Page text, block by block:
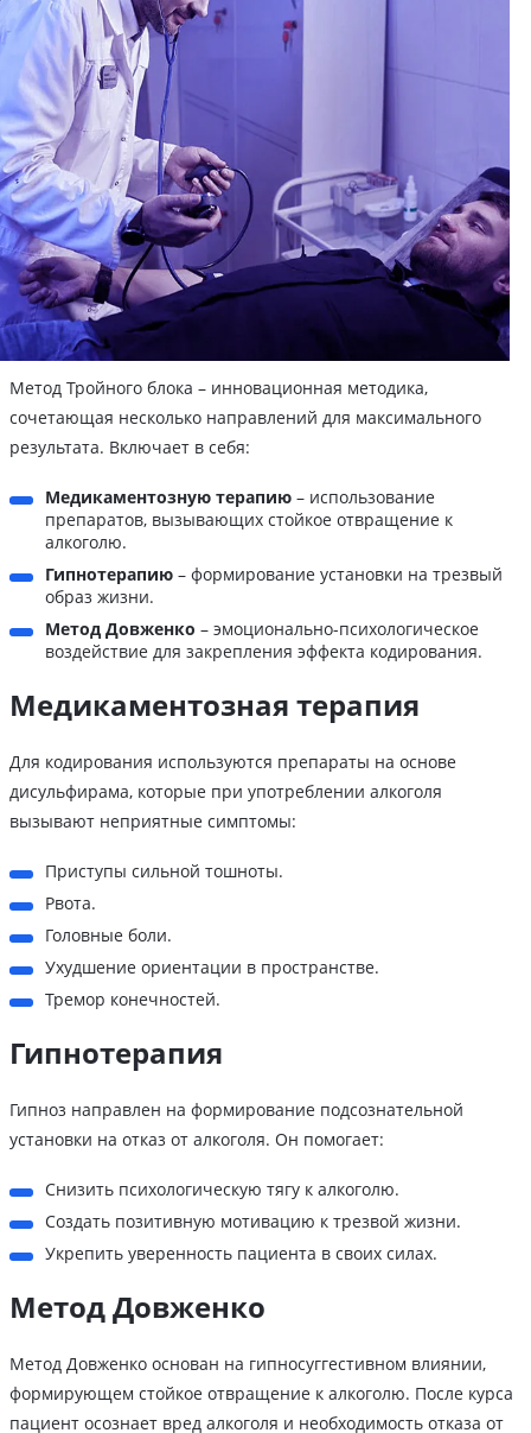
Метод Тройного блока – инновационная методика,
сочетающая несколько направлений для максимального
результата. Включает в себя:
Медикаментозную терапию – использование
препаратов, вызывающих стойкое отвращение к
алкоголю.
Гипнотерапию – формирование установки на трезвый
образ жизни.
Метод Довженко – эмоционально-психологическое
воздействие для закрепления эффекта кодирования.
Медикаментозная терапия
Для кодирования используются препараты на основе
дисульфирама, которые при употреблении алкоголя
вызывают неприятные симптомы:
Приступы сильной тошноты.
Рвота.
Головные боли.
Ухудшение ориентации в пространстве.
Тремор конечностей.
Гипнотерапия
Гипноз направлен на формирование подсознательной
установки на отказ от алкоголя. Он помогает:
Снизить психологическую тягу к алкоголю.
Создать позитивную мотивацию к трезвой жизни.
Укрепить уверенность пациента в своих силах.
Метод Довженко
Метод Довженко основан на гипносуггестивном влиянии,
формирующем стойкое отвращение к алкоголю. После курса
пациент осознает вред алкоголя и необходимость отказа от